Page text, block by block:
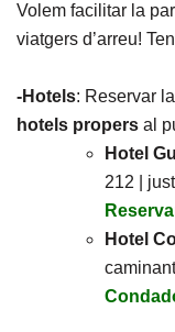
Volem facilitar la
viatgers d’arreu!
-Hotels: Reservar
hotels propers al
Hotel
212 |
Hotel